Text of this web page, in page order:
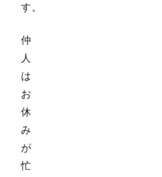
す。
仲
人
は
お
休
み
が
忙